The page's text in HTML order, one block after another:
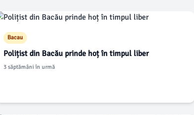
Bacau
Polițist din Bacău prinde hoț în timpul liber
3 săptămâni în urmă